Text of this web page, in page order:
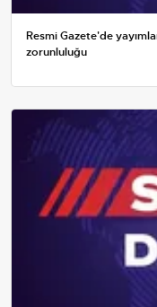
Resmi Gazete'de
zorunluluğu